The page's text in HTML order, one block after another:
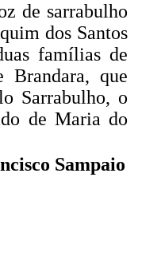
de sarrabulho
dos Santos
famílias de
que
Sarrabulho, o
de Maria do
Sampaio